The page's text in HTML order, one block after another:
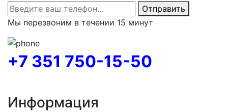
Отправить
Мы перезвоним в течении 15 минут
+7 351 750-15-50
Информация